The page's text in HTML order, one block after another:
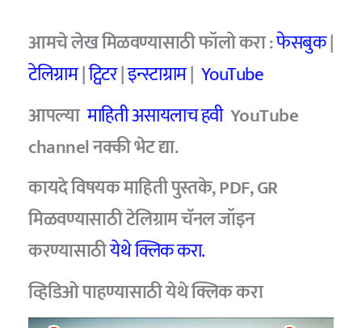
आमचेलेख मिळवण्यासाठी फॉलो करा :फेसबुक|
टेलिग्राम|ट्विटर|इन्स्टाग्राम| YouTube
आपल्या माहिती असायलाच हवी YouTube
channelनक्की भेट द्या.
कायदे विषयक माहिती पुस्तके, PDF, GR
मिळवण्यासाठी टेलिग्राम चॅनल जॉइन
करण्यासाठीयेथे क्लिक करा.
व्हिडिओ पाहण्यासाठीयेथे क्लिक करा